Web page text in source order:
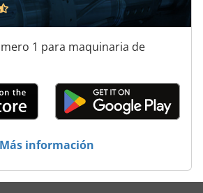
1 para maquinaria de
Más información